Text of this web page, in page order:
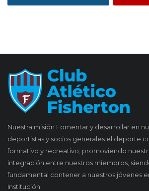
Nuestra misión Fomentar y desarrollar en
deportistas y socios generales el deporte
formativo y recreativo; promoviendo
integración entre nuestros miembros,
fundamental contener a nuestros jóvenes
Institución.